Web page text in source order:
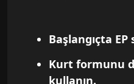
Başlangıçta
Kurt formunu
kullanın.